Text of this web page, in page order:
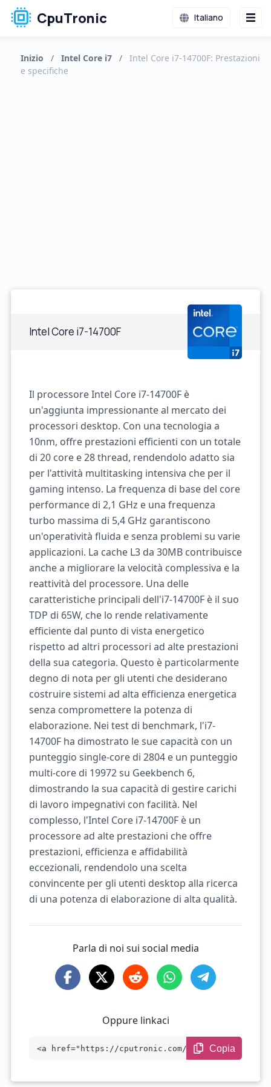
CpuTronic Italiano
Inizio / Intel Core i7 /
Intel Core i7-14700F: Prestazioni
e specifiche
Intel Core i7-14700F
Il processore Intel Core i7-14700F è
un'aggiunta impressionante al mercato dei
processori desktop. Con una tecnologia a
10nm, offre prestazioni efficienti con un totale
di 20 core e 28 thread, rendendolo adatto sia
per l'attività multitasking intensiva che per il
gaming intenso. La frequenza di base del core
performance di 2,1 GHz e una frequenza
turbo massima di 5,4 GHz garantiscono
un'operatività fluida e senza problemi su varie
applicazioni. La cache L3 da 30MB contribuisce
anche a migliorare la velocità complessiva e la
reattività del processore. Una delle
caratteristiche principali dell'i7-14700F è il suo
TDP di 65W, che lo rende relativamente
efficiente dal punto di vista energetico
rispetto ad altri processori ad alte prestazioni
della sua categoria. Questo è particolarmente
degno di nota per gli utenti che desiderano
costruire sistemi ad alta efficienza energetica
senza compromettere la potenza di
elaborazione. Nei test di benchmark, l'i7-
14700F ha dimostrato le sue capacità con un
punteggio single-core di 2804 e un punteggio
multi-core di 19972 su Geekbench 6,
dimostrando la sua capacità di gestire carichi
di lavoro impegnativi con facilità. Nel
complesso, l'Intel Core i7-14700F è un
processore ad alte prestazioni che offre
prestazioni, efficienza e affidabilità
eccezionali, rendendolo una scelta
convincente per gli utenti desktop alla ricerca
di una potenza di elaborazione di alta qualità.
Parla di noi sui social media
Oppure linkaci
<a href="https://cputronic.com/it/cpu/in
Copia